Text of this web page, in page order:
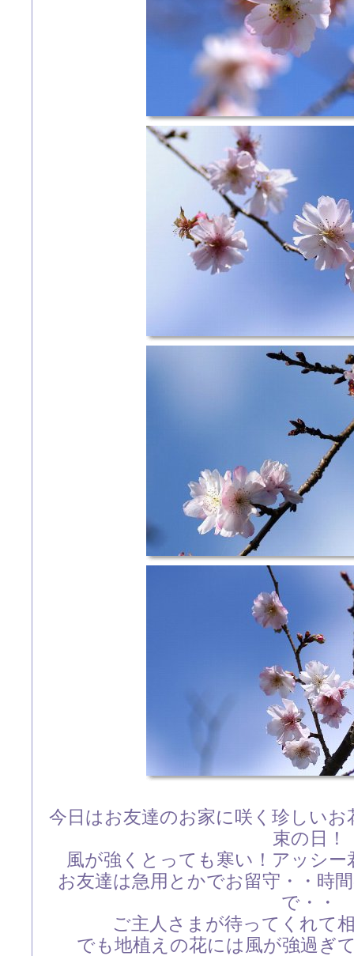
今日はお友達のお家に咲く珍しい
束の日！
風が強くとっても寒い！アッシ
お友達は急用とかでお留守・・時
で・・
ご主人さまが待ってくれて
でも地植えの花には風が強過ぎ